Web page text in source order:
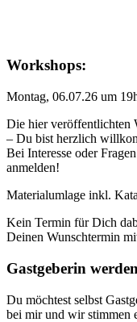
Workshops:
Montag, 06.07.26 um
Die hier veröffentlichten
– Du bist herzlich
Bei Interesse oder
anmelden!
Materialumlage inkl.
Kein Termin für Dich
Deinen Wunschtermin
Gastgeberin werden
Du möchtest selbst
bei mir und wir stimmen